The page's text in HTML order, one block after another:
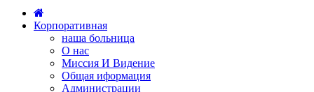
Корпоративная
наша больница
О нас
Миссия И Видение
Общая иформация
Администрации